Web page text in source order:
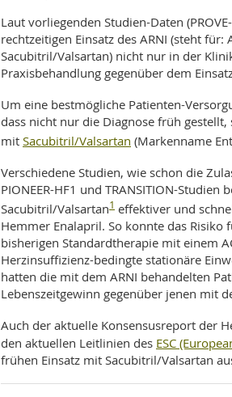
Laut vorliegenden Studien-Daten
rechtzeitigen Einsatz des ARNI (steht
Sacubitril/Valsartan) nicht nur in der
Praxisbehandlung gegenüber dem
Um eine bestmögliche Patienten-
dass nicht nur die Diagnose früh
mit Sacubitril/Valsartan (Markenname
Verschiedene Studien, wie schon die
PIONEER-HF1 und TRANSITION-Studien
Sacubitril/Valsartan1 effektiver und
Hemmer Enalapril. So konnte das
bisherigen Standardtherapie mit einem
Herzinsuffizienz-bedingte stationäre
hatten die mit dem ARNI behandelten
Lebenszeitgewinn gegenüber jenen mit
Auch der aktuelle Konsensusreport der
den aktuellen Leitlinien des ESC
frühen Einsatz mit Sacubitril/Valsartan